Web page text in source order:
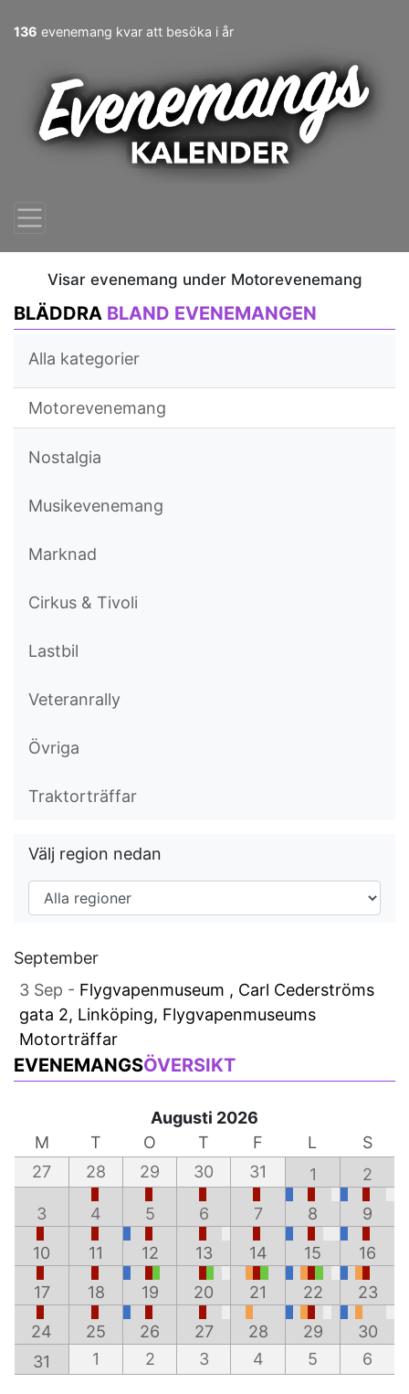
136 evenemang kvar att besöka i år
Visar evenemang under Motorevenemang
BLÄDDRA BLAND EVENEMANGEN
Alla kategorier
Motorevenemang
Nostalgia
Musikevenemang
Marknad
Cirkus & Tivoli
Lastbil
Veteranrally
Övriga
Traktorträffar
Välj region nedan
September
3 Sep - Flygvapenmuseum , Carl Cederströms
gata 2, Linköping, Flygvapenmuseums
Motorträffar
EVENEMANGSÖVERSIKT
Augusti 2026
M
T O T F L
S
27
28 29 30 31 1 2
3 4 5 6 7 8 9
10 11 12 13 14 15 16
17 18 19 20 21 22 23
24 25 26 27 28 29
30
31
1 2 3 4 5 6